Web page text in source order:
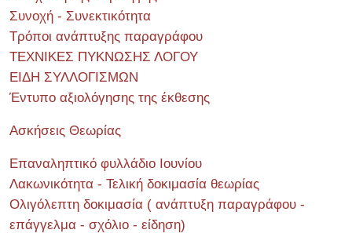
Συνοχή - Συνεκτικότητα
Τρόποι ανάπτυξης παραγράφου
ΤΕΧΝΙΚΕΣ ΠΥΚΝΩΣΗΣ ΛΟΓΟΥ
ΕΙΔΗ ΣΥΛΛΟΓΙΣΜΩΝ
Έντυπο αξιολόγησης της έκθεσης
Ασκήσεις Θεωρίας
Επαναληπτικό φυλλάδιο Ιουνίου
Λακωνικότητα - Τελική δοκιμασία θεωρίας
Ολιγόλεπτη δοκιμασία ( ανάπτυξη παραγράφου -
επάγγελμα - σχόλιο - είδηση)